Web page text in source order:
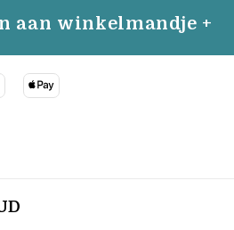
aan winkelmandje +